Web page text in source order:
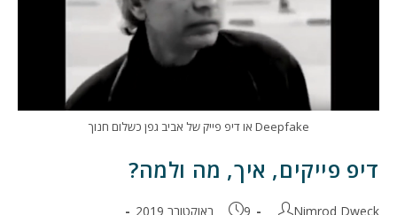
Deepfake או דיפ פייק של אביב גפן כשלום חנוך
דיפ פייקים, איך, מה ולמה?
מחבר:
Nimrod Dweck פורסם:
9 באוקטובר 2019